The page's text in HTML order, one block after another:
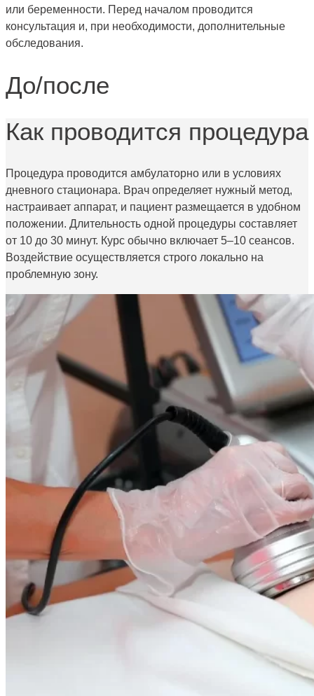
или беременности. Перед началом проводится
консультация и, при необходимости, дополнительные
обследования.
До/после
Как проводится процедура
Процедура проводится амбулаторно или в условиях
дневного стационара. Врач определяет нужный метод,
настраивает аппарат, и пациент размещается в удобном
положении. Длительность одной процедуры составляет
от 10 до 30 минут. Курс обычно включает 5–10 сеансов.
Воздействие осуществляется строго локально на
проблемную зону.